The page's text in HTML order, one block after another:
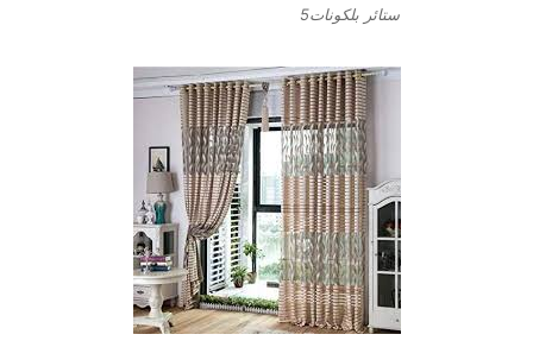
ستائر بلكونات5